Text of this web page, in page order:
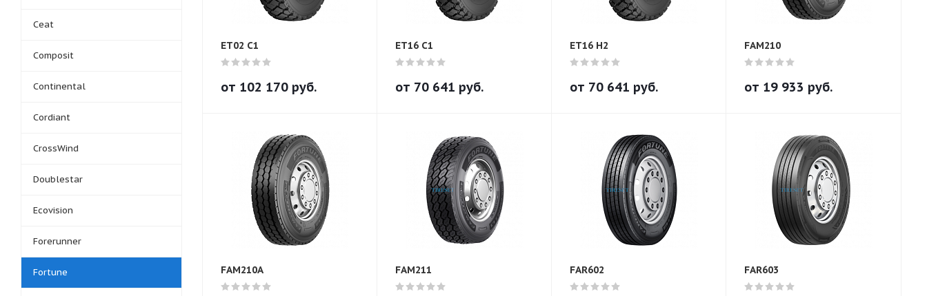
ET02 C1
от 102 170 руб.
ET16 C1
от 70 641 руб.
ET16 H2
от 70 641 руб.
FAM210
от 19 933 руб.
FAM210A FAM211 FAR602 FAR603
Ceat
Composit
Continental
Cordiant
CrossWind
Doublestar
Ecovision
Forerunner
Fortune